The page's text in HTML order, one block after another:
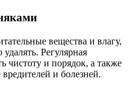
вещества и влагу,
Регулярная
чистоту и порядок, а также
и болезней.